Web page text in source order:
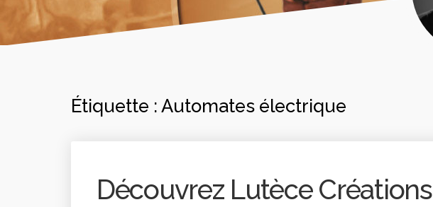
Étiquette : Automates électrique
Découvrez Lutèce Créations